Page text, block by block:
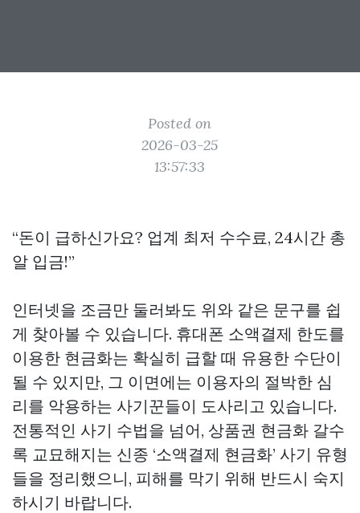
Posted on
2026-03-25
13:57:33
“돈이 급하신가요? 업계 최저 수수료, 24시간 총
알 입금!”
인터넷을 조금만 둘러봐도 위와 같은 문구를 쉽
게 찾아볼 수 있습니다. 휴대폰 소액결제 한도를
이용한 현금화는 확실히 급할 때 유용한 수단이
될 수 있지만, 그 이면에는 이용자의 절박한 심
리를 악용하는 사기꾼들이 도사리고 있습니다.
전통적인 사기 수법을 넘어, 상품권 현금화 갈수
록 교묘해지는 신종 ‘소액결제 현금화’ 사기 유형
들을 정리했으니, 피해를 막기 위해 반드시 숙지
하시기 바랍니다.